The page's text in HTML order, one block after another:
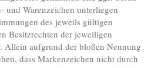
und Warenzeichen unterliegen
des jeweils gültigen
Besitzrechten der jeweiligen
Allein aufgrund der bloßen Nennung
dass Markenzeichen nicht durch